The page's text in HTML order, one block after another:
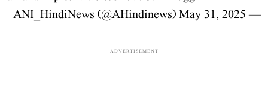
— ANI_HindiNews (@AHindinews)
May 31, 2025
ADVERTISEMENT